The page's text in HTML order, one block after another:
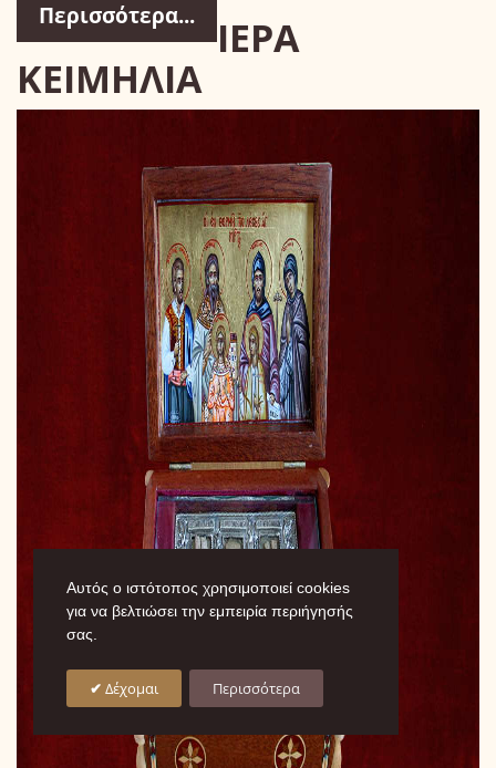
Περισσότερα...
ΙΕΡΑ
ΚΕΙΜΗΛΙΑ
Αυτός ο ιστότοπος χρησιμοποιεί cookies
για να βελτιώσει την εμπειρία περιήγησής
σας.
Δέχομαι Περισσότερα